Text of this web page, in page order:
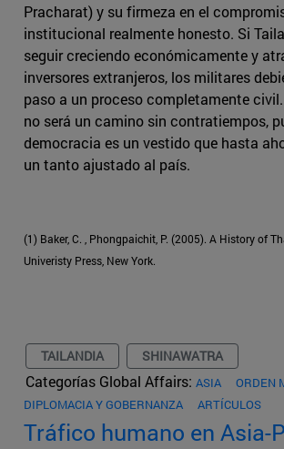
Pracharat) y su firmeza en el
institucional realmente honesto. Si
seguir creciendo económicamente y
inversores extranjeros, los militares
paso a un proceso completamente
no será un camino sin contratiempos,
democracia es un vestido que hasta
un tanto ajustado al país.
(1) Baker, C. , Phongpaichit, P. (2005). A History of
Univeristy Press, New York.
TAILANDIA SHINAWATRA
Categorías Global Affairs: ASIA
ORDEN
DIPLOMACIA Y GOBERNANZA
ARTÍCULOS
Tráfico humano en Asia-